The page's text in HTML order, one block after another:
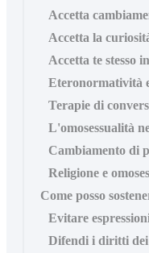
Accetta
Accetta la
Accetta te stesso
Eteronormatività
Terapie di
L'omosessualità
Cambiamento di
Religione e
Come posso
Evitare
Difendi i diritti dei